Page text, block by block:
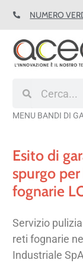
NUMERO
MENU BANDI DI
Esito di
spurgo
fognarie
Servizio
reti fognarie
Industriale